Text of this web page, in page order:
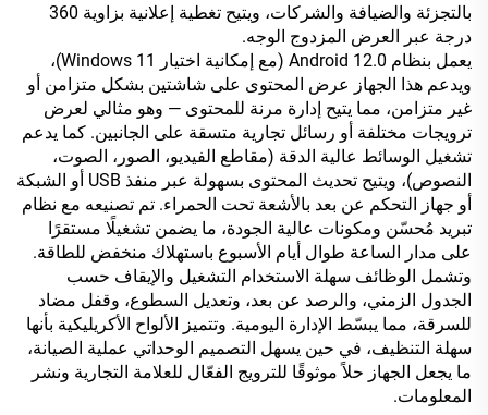
بالتجزئة والضيافة والشركات، ويتيح تغطية إعلانية بزاوية 360
درجة عبر العرض المزدوج الوجه.
يعمل بنظام Android 12.0 (مع إمكانية اختيار Windows 11)،
ويدعم هذا الجهاز عرض المحتوى على شاشتين بشكل متزامن أو
غير متزامن، مما يتيح إدارة مرنة للمحتوى — وهو مثالي لعرض
ترويجات مختلفة أو رسائل تجارية متسقة على الجانبين. كما يدعم
تشغيل الوسائط عالية الدقة (مقاطع الفيديو، الصور، الصوت،
النصوص)، ويتيح تحديث المحتوى بسهولة عبر منفذ USB أو الشبكة
أو جهاز التحكم عن بعد بالأشعة تحت الحمراء. تم تصنيعه مع نظام
تبريد مُحسّن ومكونات عالية الجودة، ما يضمن تشغيلًا مستقرًا
على مدار الساعة طوال أيام الأسبوع باستهلاك منخفض للطاقة.
وتشمل الوظائف سهلة الاستخدام التشغيل والإيقاف حسب
الجدول الزمني، والرصد عن بعد، وتعديل السطوع، وقفل مضاد
للسرقة، مما يبسّط الإدارة اليومية. وتتميز الألواح الأكريليكية بأنها
سهلة التنظيف، في حين يسهل التصميم الوحداتي عملية الصيانة،
ما يجعل الجهاز حلاً موثوقًا للترويج الفعّال للعلامة التجارية ونشر
المعلومات.